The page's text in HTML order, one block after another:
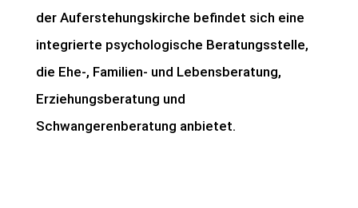
der Auferstehungskirche befindet sich eine
integrierte psychologische Beratungsstelle,
die Ehe-, Familien- und Lebensberatung,
Erziehungsberatung und
Schwangerenberatung anbietet.